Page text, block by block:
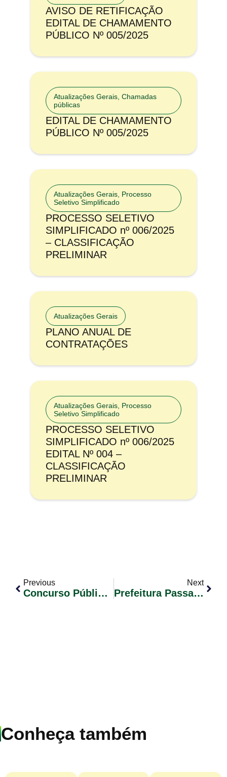
AVISO DE RETIFICAÇÃO
EDITAL DE CHAMAMENTO
PÚBLICO Nº 005/2025
Atualizações Gerais Chamadas
públicas
EDITAL DE CHAMAMENTO
PÚBLICO Nº 005/2025
Atualizações Gerais Processo
Seletivo Simplificado
PROCESSO SELETIVO
SIMPLIFICADO nº 006/2025
– CLASSIFICAÇÃO
PRELIMINAR
Atualizações Gerais
PLANO ANUAL DE
CONTRATAÇÕES
Atualizações Gerais Processo
Seletivo Simplificado
PROCESSO SELETIVO
SIMPLIFICADO nº 006/2025
EDITAL Nº 004 –
CLASSIFICAÇÃO
PRELIMINAR
Previous
Concurso Público 01/2019 – Edital De Convocação Nº28
Next
Prefeitura Passa A Receber Pagamentos Via Cartão De Débito E PIX.
Conheça também